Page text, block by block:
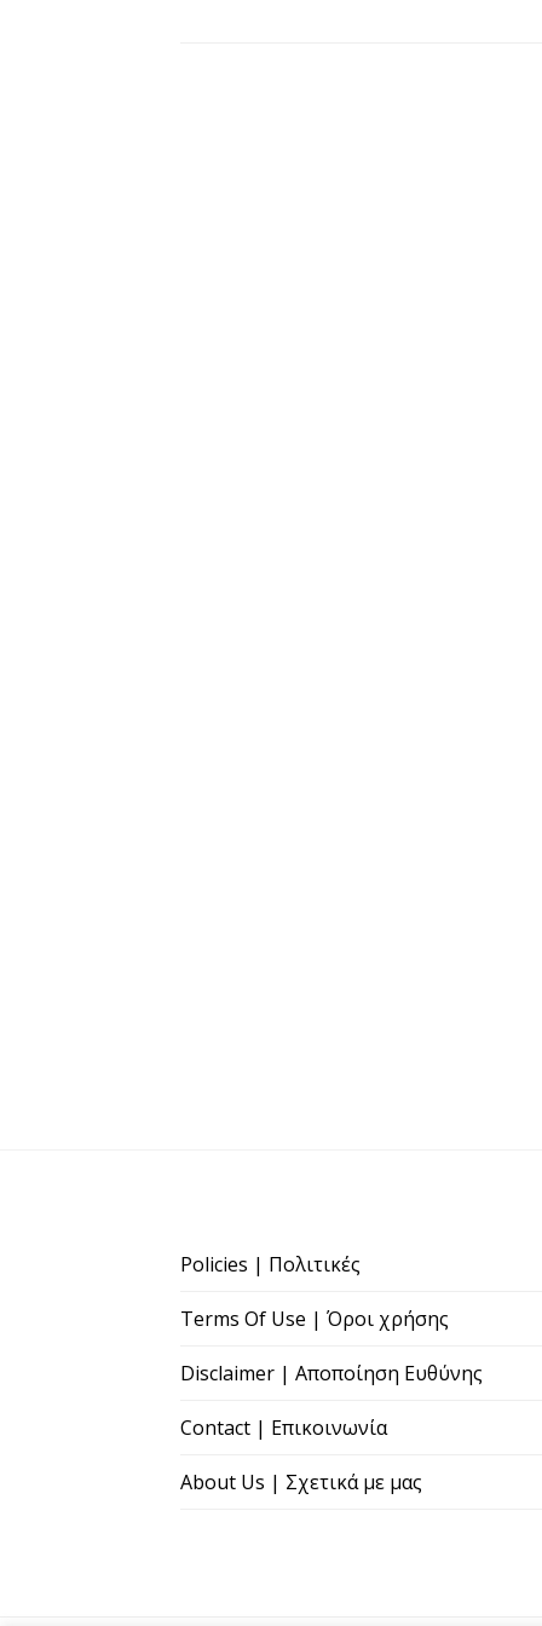
Policies | Πολιτικές
Terms Of Use | Όροι χρήσης
Disclaimer | Αποποίηση Ευθύνης
Contact | Επικοινωνία
About Us | Σχετικά με μας